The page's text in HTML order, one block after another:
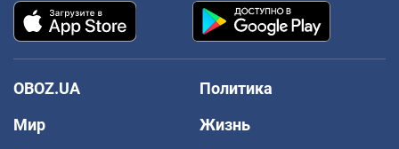
OBOZ.UA
Политика
Мир
Жизнь